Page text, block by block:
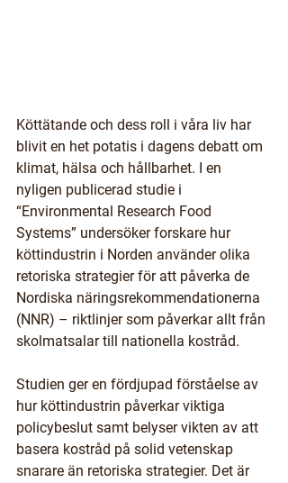
Köttätande och dess roll i våra liv har
blivit en het potatis i dagens debatt om
klimat, hälsa och hållbarhet. I en
nyligen publicerad studie i
“Environmental Research Food
Systems” undersöker forskare hur
köttindustrin i Norden använder olika
retoriska strategier för att påverka de
Nordiska näringsrekommendationerna
(NNR) – riktlinjer som påverkar allt från
skolmatsalar till nationella kostråd.
Studien ger en fördjupad förståelse av
hur köttindustrin påverkar viktiga
policybeslut samt belyser vikten av att
basera kostråd på solid vetenskap
snarare än retoriska strategier. Det är